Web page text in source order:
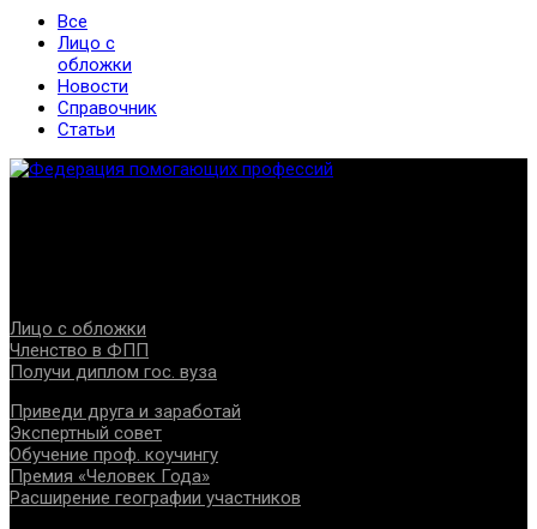
Все
Лицо с
обложки
Новости
Справочник
Статьи
Лицо с обложки
Членство в ФПП
Получи диплом гос. вуза
Приведи друга и заработай
Экспертный совет
Обучение проф. коучингу
Премия «Человек Года»
Расширение географии участников